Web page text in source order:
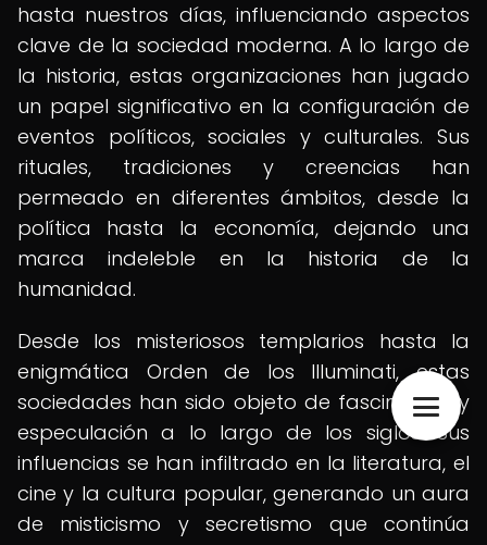
hasta nuestros días, influenciando aspectos
clave de la sociedad moderna. A lo largo de
la historia, estas organizaciones han jugado
un papel significativo en la configuración de
eventos políticos, sociales y culturales. Sus
rituales, tradiciones y creencias han
permeado en diferentes ámbitos, desde la
política hasta la economía, dejando una
marca indeleble en la historia de la
humanidad.
Desde los misteriosos templarios hasta la
enigmática Orden de los Illuminati, estas
sociedades han sido objeto de fascinación y
especulación a lo largo de los siglos. Sus
influencias se han infiltrado en la literatura, el
cine y la cultura popular, generando un aura
de misticismo y secretismo que continúa